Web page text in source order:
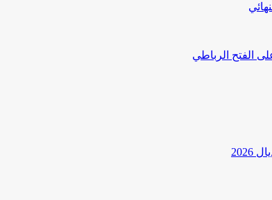
الفتح الرباطي